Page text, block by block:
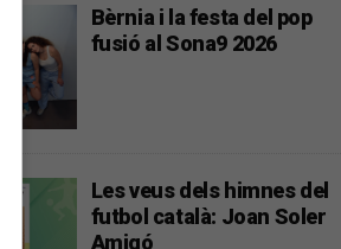
Bèrnia i la festa del pop
fusió al Sona9 2026
Les veus dels himnes del
futbol català: Joan Soler
Amigó